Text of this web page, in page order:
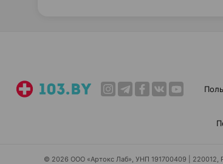
© 2026 ООО «Артокс Лаб», УНП 191700409 | 220012,